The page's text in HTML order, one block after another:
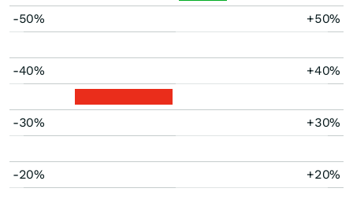
-50% +50%
-40% +40%
-30% +30%
-20% +20%